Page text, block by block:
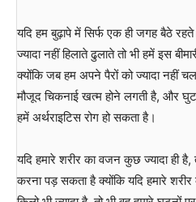
यदि हम बुढ़ापे में सिर्फ एक ही जगह बैठे
ज्यादा नहीं हिलाते ढुलाते तो भी हमें इस
क्योंकि जब हम अपने पैरों को ज्यादा नहीं
मौजूद चिकनाई खत्म होने लगती है, और
हमें अर्थराइटिस रोग हो सकता है।
यदि हमारे शरीर का वजन कुछ ज्यादा ही है,
करना पड़ सकता है क्योंकि यदि हमारे